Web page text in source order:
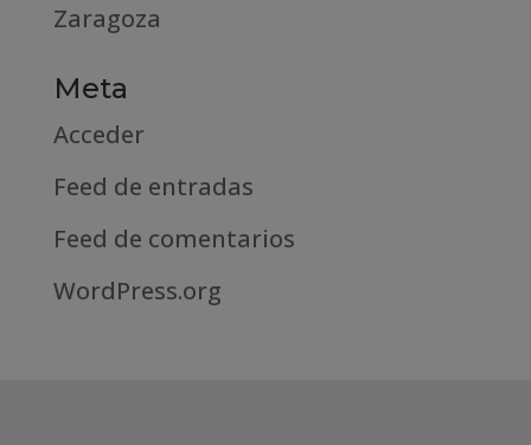
Zaragoza
Meta
Acceder
Feed de entradas
Feed de comentarios
WordPress.org